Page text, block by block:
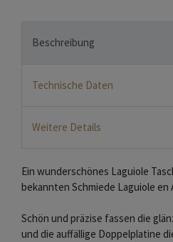
Beschreibung
Technische Daten
Weitere Details
Ein wunderschönes Laguiole
bekannten Schmiede Laguiole en
Schön und präzise fassen die
und die auffällige Doppelplatine